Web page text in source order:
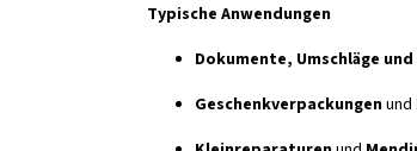
Typische Anwendungen
Dokumente, Umschläge
Geschenkverpackungenund